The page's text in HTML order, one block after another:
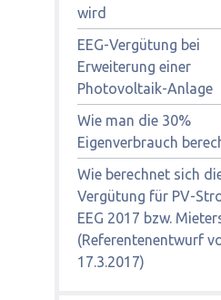
wird
EEG-Vergütung bei
Erweiterung einer
Photovoltaik-Anlage
Wie man die 30%
Eigenverbrauch
Wie berechnet sich
Vergütung für PV-
EEG 2017 bzw.
(Referentenentwurf
17.3.2017)